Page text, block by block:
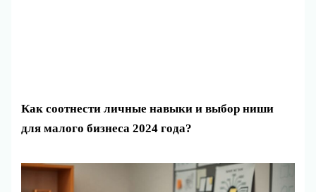
Как соотнести личные навыки и выбор ниши
для малого бизнеса 2024 года?